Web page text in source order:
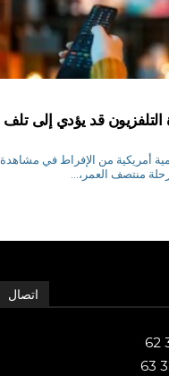
قد يؤدي إلى تلف
علمية أمريكية من الإفراط في مشاهدة
منتصف العمر،...
اتصال